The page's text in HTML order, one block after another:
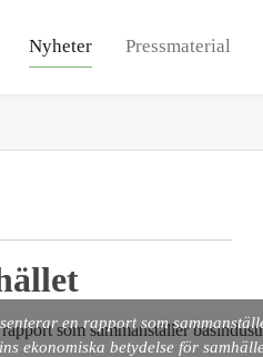
Nyheter Pressmaterial
en rapport som
ekonomiska betydelse för